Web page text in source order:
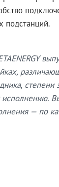
подстанций.
степени
исполнению.
— по